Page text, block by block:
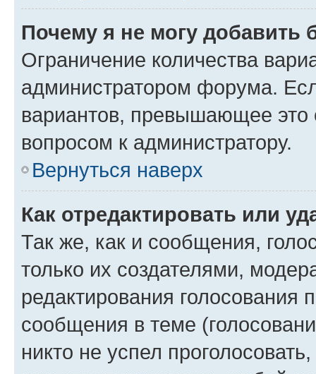
Почему я не могу добавить
Ограничение количества
администратором форума.
вариантов, превышающее это
вопросом к администратору.
Вернуться наверх
Как отредактировать или
Так же, как и сообщения,
только их создателями,
редактирования голосования
сообщения в теме
никто не успел